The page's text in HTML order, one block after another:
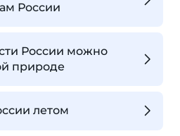
России
России можно
природе
летом